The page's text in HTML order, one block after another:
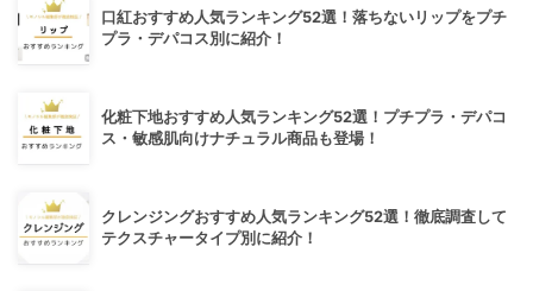
口紅おすすめ人気ランキング52選！落ちないリップをプチ
プラ・デパコス別に紹介！
化粧下地おすすめ人気ランキング52選！プチプラ・デパコ
ス・敏感肌向けナチュラル商品も登場！
クレンジングおすすめ人気ランキング52選！徹底調査して
テクスチャータイプ別に紹介！